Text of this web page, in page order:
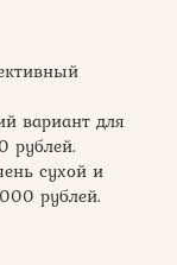
вариант для
рублей.
сухой и
рублей.